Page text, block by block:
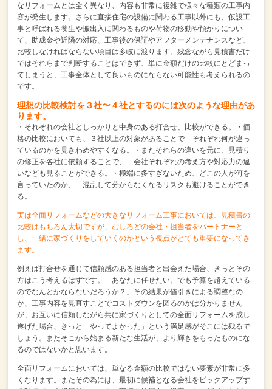
なリフォームとは全く異なり、 内容も非常に複雑で様々な種類の工事内
容が発生します。 さらに直接住宅の設備に関わる工事以外にも、 仮設工
事と呼ばれる養生や搬出入に関わるものや荷物の移動や預かりについ
て、 助成金や近隣の対応、工事後の保証やアフターメンテナンスなど、
比較しなければならない項目は多岐に渡ります。 残念ながら見積書だけ
ではそれらまで判断することはできず、 単に金額だけの比較にとどまっ
てしまうと、工事全体として良いものにならない可能性も考えられるの
です。
理想の比較検討を３社〜４社とするのには次のような理由があ
ります。
・それぞれの会社としっかりと中身のある打合せ、比較ができる。
・価
格の比較においても、３社以上の対象があることで それぞれ何が違っ
ているのかを見きわめやすくなる。
・またそれらの違いを元に、見積り
の修正を各社に依頼することで、
会社それぞれの考え方や対応力の違
いなども見ることができる。
・極端に多すぎないため、どこの人が何を
言っていたのか、
混乱して分からなくなるリスクも避けることができ
る。
実は全面リフォームなどの大きなリフォーム工事においては、
見積書の
比較はもちろん大切ですが、 むしろどの会社・担当者をパートナーと
し、一緒に家づくりをしていくのかという視点がとても重要になってき
ます。
例えば打合せを通じて信頼感のある担当者と出会えた場合、
きっとその
方はこう考えるはずです。
「あなたに任せたい。でも予算を超えている
のでなんとかならないだろうか？」 その結果が値引きによる調整なの
か、工事内容を見直すことでコストダウンを図るのかは分かりません
が、 お互いに信頼しながら共に家づくりとしての全面リフォームを成し
遂げた場合、
きっと「やってよかった」という満足感がそこには残るで
しょう。
またそこから始まる新たな生活が、より輝きをもったものにな
るのではないかと思います。
全面リフォームにおいては、単なる金額の比較ではない要素が非常に多
くなります。
またその為には、最初に候補となる会社をピックアップす